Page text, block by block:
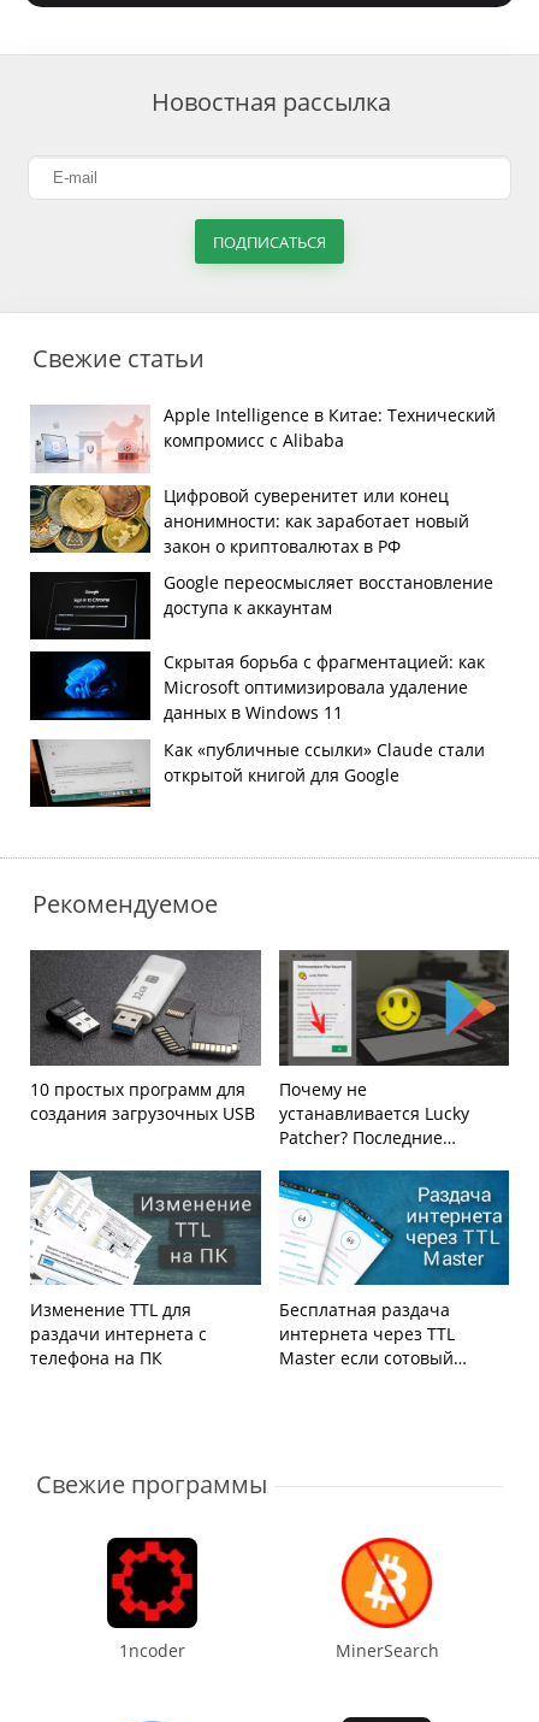
Новостная рассылка
ПОДПИСАТЬСЯ
Свежие статьи
Apple Intelligence в Китае: Технический
компромисс с Alibaba
Цифровой суверенитет или конец
анонимности: как заработает новый
закон о криптовалютах в РФ
Google переосмысляет восстановление
доступа к аккаунтам
Скрытая борьба с фрагментацией: как
Microsoft оптимизировала удаление
данных в Windows 11
Как «публичные ссылки» Claude стали
открытой книгой для Google
Рекомендуемое
10 простых программ для
создания загрузочных USB
Почему не
устанавливается Lucky
Patcher? Последние
Market
Изменение TTL для
раздачи интернета с
телефона на ПК
Бесплатная раздача
интернета через TTL
Master если сотовый
Свежие программы
1ncoder MinerSearch